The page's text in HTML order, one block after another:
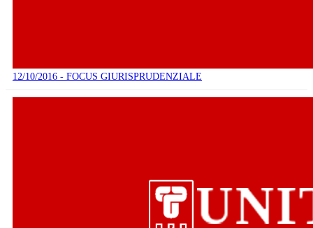
12/10/2016 - FOCUS GIURISPRUDENZIALE